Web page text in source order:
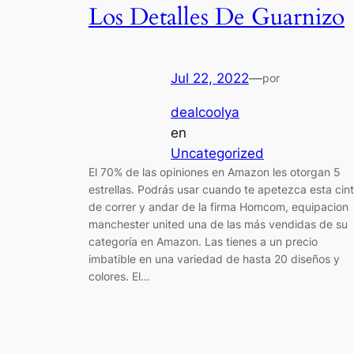
Los Detalles De Guarnizo
Jul 22, 2022—por
dealcoolya
en
Uncategorized
El 70% de las opiniones en Amazon les otorgan 5
estrellas. Podrás usar cuando te apetezca esta
de correr y andar de la firma Homcom, equipacion
manchester united una de las más vendidas de su
categoría en Amazon. Las tienes a un precio
imbatible en una variedad de hasta 20 diseños y
colores. El…